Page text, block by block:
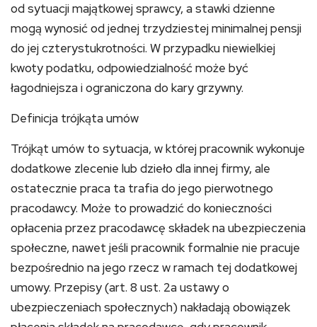
od sytuacji majątkowej sprawcy, a stawki dzienne
mogą wynosić od jednej trzydziestej minimalnej pensji
do jej czterystukrotności. W przypadku niewielkiej
kwoty podatku, odpowiedzialność może być
łagodniejsza i ograniczona do kary grzywny.
Definicja trójkąta umów
Trójkąt umów to sytuacja, w której pracownik wykonuje
dodatkowe zlecenie lub dzieło dla innej firmy, ale
ostatecznie praca ta trafia do jego pierwotnego
pracodawcy. Może to prowadzić do konieczności
opłacenia przez pracodawcę składek na ubezpieczenia
społeczne, nawet jeśli pracownik formalnie nie pracuje
bezpośrednio na jego rzecz w ramach tej dodatkowej
umowy. Przepisy (art. 8 ust. 2a ustawy o
ubezpieczeniach społecznych) nakładają obowiązek